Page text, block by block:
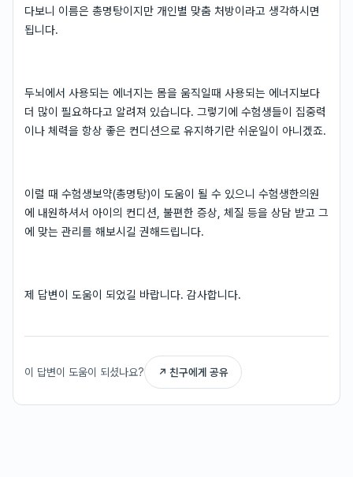
다보니 이름은 총명탕이지만 개인별 맞춤 처방이라고 생각하시면
됩니다.
두뇌에서 사용되는 에너지는 몸을 움직일때 사용되는 에너지보다
더 많이 필요하다고 알려져 있습니다. 그렇기에 수험생들이 집중력
이나 체력을 항상 좋은 컨디션으로 유지하기란 쉬운일이 아니겠죠.
이럴 때 수험생보약(총명탕)이 도움이 될 수 있으니 수험생한의원
에 내원하셔서 아이의 컨디션, 불편한 증상, 체질 등을 상담 받고 그
에 맞는 관리를 해보시길 권해드립니다.
제 답변이 도움이 되었길 바랍니다. 감사합니다.
이 답변이 도움이 되셨나요? ↗ 친구에게 공유